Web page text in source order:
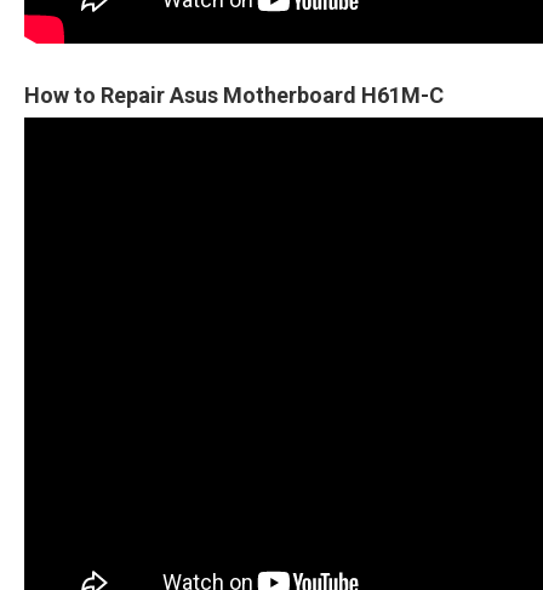
How to Repair Asus Motherboard H61M-C